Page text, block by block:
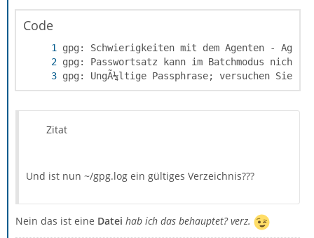
Code
gpg: UngÃ¼ltige Passphrase; versuchen Sie
Zitat
Und ist nun ~/gpg.log ein gültiges Verzeichnis???
Nein das ist eine Datei hab ich das behauptet? verz.